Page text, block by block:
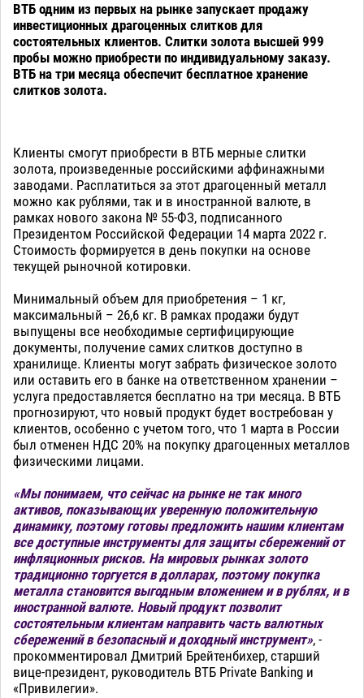
ВТБ одним из первых на рынке запускает продажу
инвестиционных драгоценных слитков для
состоятельных клиентов. Слитки золота высшей 999
пробы можно приобрести по индивидуальному заказу.
ВТБ на три месяца обеспечит бесплатное хранение
слитков золота.
Клиенты смогут приобрести в ВТБ мерные слитки
золота, произведенные российскими аффинажными
заводами. Расплатиться за этот драгоценный металл
можно как рублями, так и в иностранной валюте, в
рамках нового закона № 55-ФЗ, подписанного
Президентом Российской Федерации 14 марта 2022 г.
Стоимость формируется в день покупки на основе
текущей рыночной котировки.
Минимальный объем для приобретения – 1 кг,
максимальный – 26,6 кг. В рамках продажи будут
выпущены все необходимые сертифицирующие
документы, получение самих слитков доступно в
хранилище. Клиенты могут забрать физическое золото
или оставить его в банке на ответственном хранении –
услуга предоставляется бесплатно на три месяца. В ВТБ
прогнозируют, что новый продукт будет востребован у
клиентов, особенно с учетом того, что 1 марта в России
был отменен НДС 20% на покупку драгоценных металлов
физическими лицами.
«Мы понимаем, что сейчас на рынке не так много
активов, показывающих уверенную положительную
динамику, поэтому готовы предложить нашим клиентам
все доступные инструменты для защиты сбережений от
инфляционных рисков. На мировых рынках золото
традиционно торгуется в долларах, поэтому покупка
металла становится выгодным вложением и в рублях, и в
иностранной валюте. Новый продукт позволит
состоятельным клиентам направить часть валютных
сбережений в безопасный и доходный инструмент», -
прокомментировал Дмитрий Брейтенбихер, старший
вице-президент, руководитель ВТБ Private Banking и
«Привилегии».